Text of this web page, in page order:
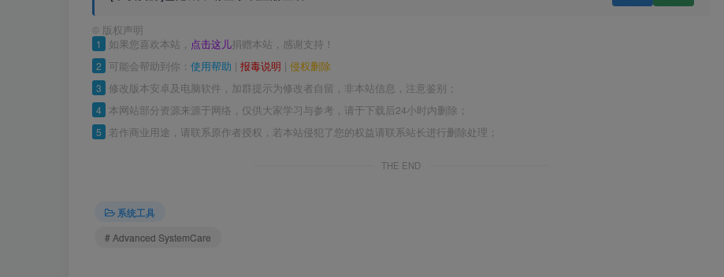
© 版权声明
1 如果您喜欢本站， 点击这儿捐赠本站，感谢支持！
2 可能会帮助到你： 使用帮助 | 报毒说明 | 侵权删除
3 修改版本安卓及电脑软件，加群提示为修改者自留，非本站信息，注意鉴别；
4 本网站部分资源来源于网络，仅供大家学习与参考，请于下载后24小时内删除；
5 若作商业用途，请联系原作者授权，若本站侵犯了您的权益请联系站长进行删除处理；
THE END
系统工具
# Advanced SystemCare